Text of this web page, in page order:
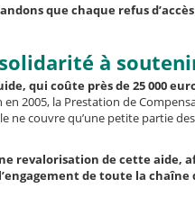
que chaque refus
à
qui coûte près de 25 000
en 2005, la Prestation de
ne couvre qu’une petite partie
revalorisation de cette aide,
de toute la